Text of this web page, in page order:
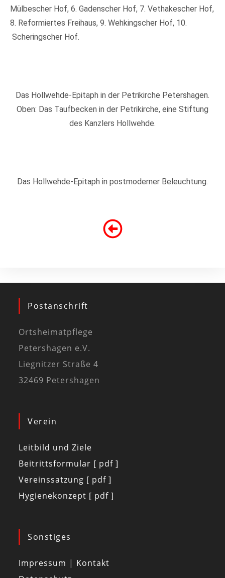
Mülbescher Hof, 6. Gadenscher Hof, 7. Vethakescher Hof,
8. Reformiertes Freihaus, 9. Wehkingscher Hof, 10.
Scheringscher Hof.
Das Hollwehde-Epitaph in der Petrikirche Petershagen.
Oben: Das Taufbecken in der Petrikirche, eine Stiftung
des Kanzlers Hollwehde.
Das Hollwehde-Epitaph in postmoderner Beleuchtung.
Postanschrift
Ortsheimatpflege
Petershagen e.V.
Liegnitzer Straße 4
32469 Petershagen
Verein
Leitbild und Ziele
Beitrittsformular [ pdf ]
Vereinssatzung [ pdf ]
Hygienekonzept [ pdf ]
Sonstiges
Impressum | Kontakt